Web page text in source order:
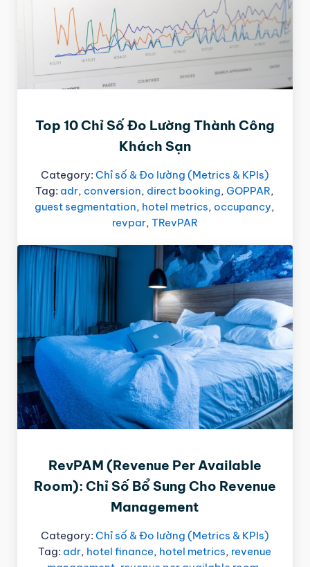
Top 10 Chỉ Số Đo Lường Thành Công
Khách Sạn
Category: Chỉ số & Đo lường (Metrics & KPIs)
Tag: adr, conversion, direct booking,GOPPAR,
guest segmentation, hotel metrics, occupancy,
revpar, TRevPAR
RevPAM (Revenue Per Available
Room): Chỉ Số Bổ Sung Cho Revenue
Management
Category: Chỉ số & Đo lường (Metrics & KPIs)
Tag: adr, hotel finance, hotel metrics, revenue